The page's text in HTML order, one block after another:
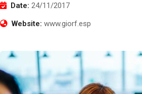
Date: 24/11/2017
Website: www.giorf.esp